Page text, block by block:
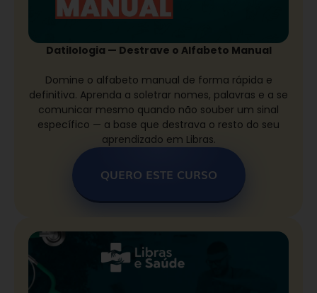
Datilologia — Destrave o Alfabeto Manual
Domine o alfabeto manual de forma rápida e
definitiva. Aprenda a soletrar nomes, palavras e a se
comunicar mesmo quando não souber um sinal
específico — a base que destrava o resto do seu
aprendizado em Libras.
QUERO ESTE CURSO